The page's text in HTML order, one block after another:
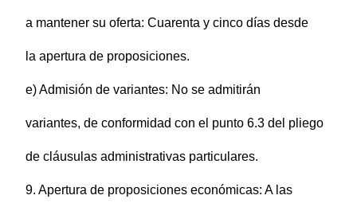
a mantener su oferta: Cuarenta y cinco días desde
la apertura de proposiciones.
e) Admisión de variantes: No se admitirán
variantes, de conformidad con el punto 6.3 del pliego
de cláusulas administrativas particulares.
9. Apertura de proposiciones económicas: A las